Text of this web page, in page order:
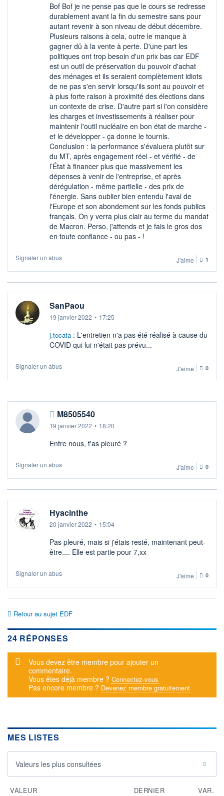
Bof Bof je ne pense pas que le cours se redresse
durablement avant la fin du semestre sans pour
autant revenir à son niveau de début décembre.
Plusieurs raisons à cela, outre le manque à
gagner dû à la vente à perte. D'une part les
politiques ont trop besoin d'un prix bas car EDF
est un outil de préservation du pouvoir d'achat
des ménages et ils seraient complètement idiots
de ne pas s'en servir lorsqu'ils sont au pouvoir et
à plus forte raison à proximité des élections dans
un contexte de crise. D'autre part si l'on considère
les charges et investissements à réaliser pour
maintenir l'outil nucléaire en bon état de marche -
et le développer - ça donne le tournis.
Conclusion : la performance s'évaluera plutôt sur
du MT, après engagement réel - et vérifié - de
l’État à financer plus que massivement les
dépenses à venir de l'entreprise, et après
dérégulation - même partielle - des prix de
l'énergie. Sans oublier bien entendu l'aval de
l'Europe et son abondement sur les fonds publics
français. On y verra plus clair au terme du mandat
de Macron. Perso, j'attends et je fais le gros dos
en toute confiance - ou pas - !
Signaler un abus J'aime 1
SanPaou
19 janvier 2022 • 17:25
j.tocata : L'entretien n'a pas été réalisé à cause du
COVID qui lui n'était pas prévu...
Signaler un abus J'aime 0
M8505540
19 janvier 2022 • 18:20
Entre nous, t'as pleuré ?
Signaler un abus J'aime 0
Hyacinthe
20 janvier 2022 • 15:04
Pas pleuré, mais si j'étais resté, maintenant peut-
être.... Elle est partie pour 7,xx
Signaler un abus J'aime 0
Retour au sujet EDF
24 RÉPONSES
Message d'alerte
Vous devez être membre pour ajouter un
commentaire.
Vous êtes déjà membre ? Connectez-vous
Pas encore membre ? Devenez membre gratuitement
MES LISTES
Valeurs les plus consultées
VALEUR DERNIER VAR.